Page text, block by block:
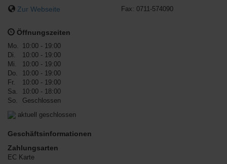
Zur Webseite Fax: 0711-574090
Öffnungszeiten
Mo.
10:00 - 19:00
Di.
10:00 - 19:00
Mi.
10:00 - 19:00
Do.
10:00 - 19:00
Fr.
10:00 - 19:00
Sa.
10:00 - 18:00
So.
Geschlossen
aktuell geschlossen
Geschäftsinformationen
Zahlungsarten
EC Karte